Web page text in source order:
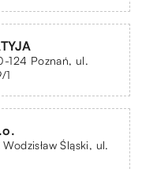
124 Poznań, ul.
1
Śląski, ul.